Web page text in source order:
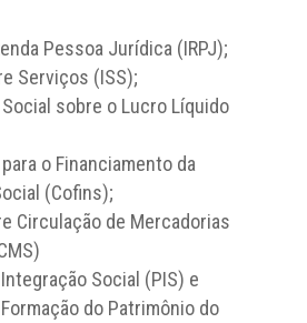
Pessoa Jurídica (IRPJ);
Serviços (ISS);
sobre o Lucro Líquido
o Financiamento da
(Cofins);
Circulação de Mercadorias
Social (PIS) e
do Patrimônio do